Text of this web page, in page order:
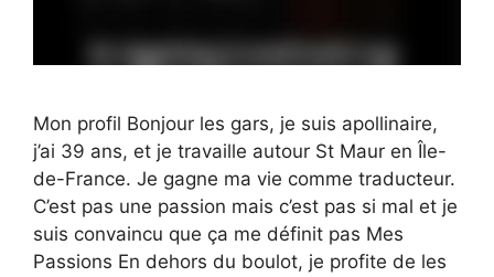
Mon profil Bonjour les gars, je suis apollinaire,
j’ai 39 ans, et je travaille autour St Maur en Île-
de-France. Je gagne ma vie comme traducteur.
C’est pas une passion mais c’est pas si mal et je
suis convaincu que ça me définit pas Mes
Passions En dehors du boulot, je profite de les